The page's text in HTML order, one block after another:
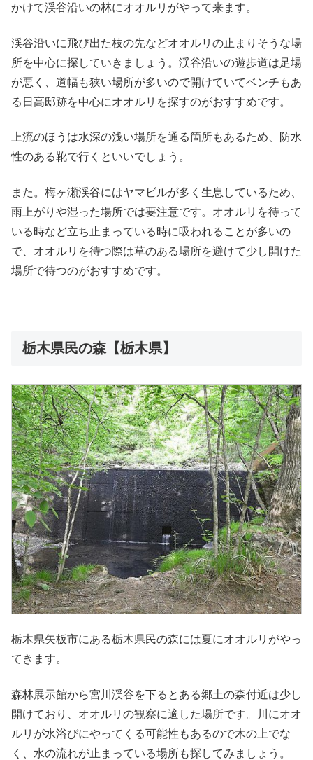
かけて渓谷沿いの林にオオルリがやって来ます。
渓谷沿いに飛び出た枝の先などオオルリの止まりそうな場
所を中心に探していきましょう。渓谷沿いの遊歩道は足場
が悪く、道幅も狭い場所が多いので開けていてベンチもあ
る日高邸跡を中心にオオルリを探すのがおすすめです。
上流のほうは水深の浅い場所を通る箇所もあるため、防水
性のある靴で行くといいでしょう。
また。梅ヶ瀬渓谷にはヤマビルが多く生息しているため、
雨上がりや湿った場所では要注意です。オオルリを待って
いる時など立ち止まっている時に吸われることが多いの
で、オオルリを待つ際は草のある場所を避けて少し開けた
場所で待つのがおすすめです。
栃木県民の森【栃木県】
栃木県矢板市にある栃木県民の森には夏にオオルリがやっ
てきます。
森林展示館から宮川渓谷を下るとある郷土の森付近は少し
開けており、オオルリの観察に適した場所です。川にオオ
ルリが水浴びにやってくる可能性もあるので木の上でな
く、水の流れが止まっている場所も探してみましょう。